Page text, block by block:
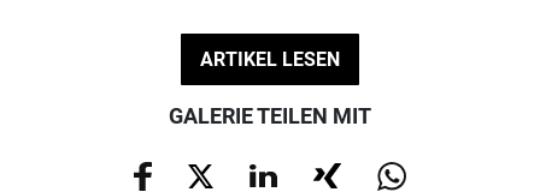
ARTIKEL LESEN
GALERIE TEILEN MIT